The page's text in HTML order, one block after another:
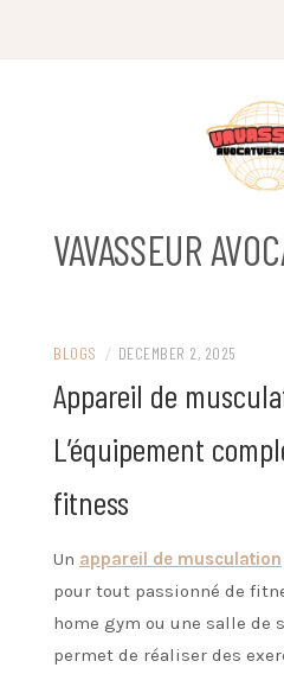
VAVASSEUR
BLOGS / DECEMBER 2, 2025
Appareil de
L’équipement
fitness
Un appareil de musculation
pour tout passionné de
home gym ou une salle de
permet de réaliser des